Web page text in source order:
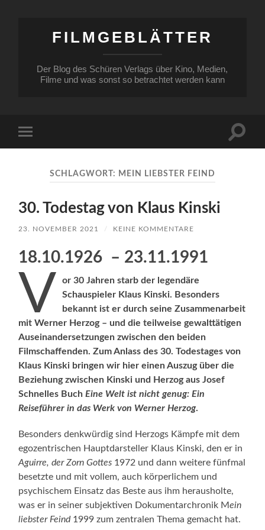
FILMGEBLÄTTER
Der Blog des Schüren Verlags über Kino, Medien,
Filme und was sonst so betrachtet werden kann
Menü
SCHLAGWORT: MEIN LIEBSTER FEIND
30. Todestag von Klaus Kinski
23. NOVEMBER 2021 / KEINE KOMMENTARE
18.10.1926 – 23.11.1991
V
or 30 Jahren starb der legendäre
Schauspieler Klaus Kinski. Besonders
bekannt ist er durch seine Zusammenarbeit
mit Werner Herzog – und die teilweise gewalttätigen
Auseinandersetzungen zwischen den beiden
Filmschaffenden. Zum Anlass des 30. Todestages von
Klaus Kinski bringen wir hier einen Auszug über die
Beziehung zwischen Kinski und Herzog aus Josef
Schnelles BuchEine Welt ist nicht genug: Ein
Reiseführer in das Werk von Werner Herzog.
Besonders denkwürdig sind Herzogs Kämpfe mit dem
egozentrischen Hauptdarsteller Klaus Kinski, den er in
Aguirre, der Zorn Gottes 1972 und dann weitere fünfmal
besetzte und mit vollem, auch körperlichem und
psychischem Einsatz das Beste aus ihm herausholte,
was er in seiner subjektiven Dokumentarchronik Mein
liebster Feind1999 zum zentralen Thema gemacht hat.